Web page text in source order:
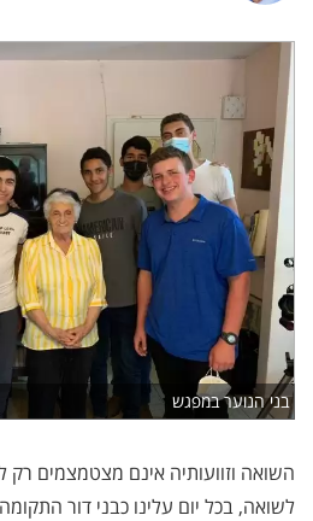
בני הנוער במפגש
השואה וזוועותיה אינם מצטמצמים רק
לשואה, בכל יום עלינו כבני דור